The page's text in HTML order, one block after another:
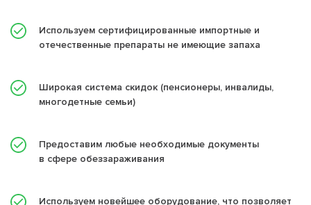
Используем сертифицированные импортные и
отечественные препараты не имеющие запаха
Широкая система скидок (пенсионеры, инвалиды,
многодетные семьи)
Предоставим любые необходимые документы
в сфере обеззараживания
Используем новейшее оборудование, что позволяет